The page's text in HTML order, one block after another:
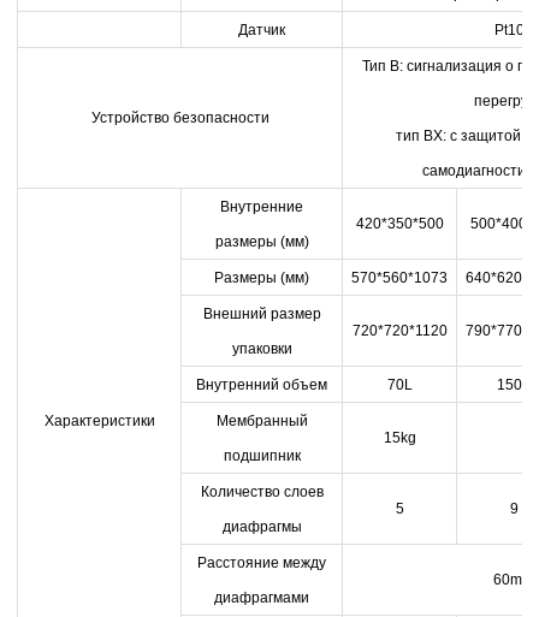
Датчик Pt100
Устройство безопасности
Тип B: сигнализация о
тип BX: с защитой
Характеристики
Внутренние
размеры (мм)
420*350*500
Размеры (мм) 570*560*1073
Внешний размер
упаковки
720*720*1120
Внутренний объем 70L 150L
Мембранный
подшипник
15kg
Количество слоев
диафрагмы
5 9
Расстояние между
диафрагмами
60mm